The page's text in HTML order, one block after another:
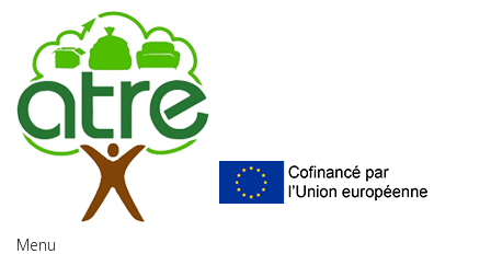
Menu